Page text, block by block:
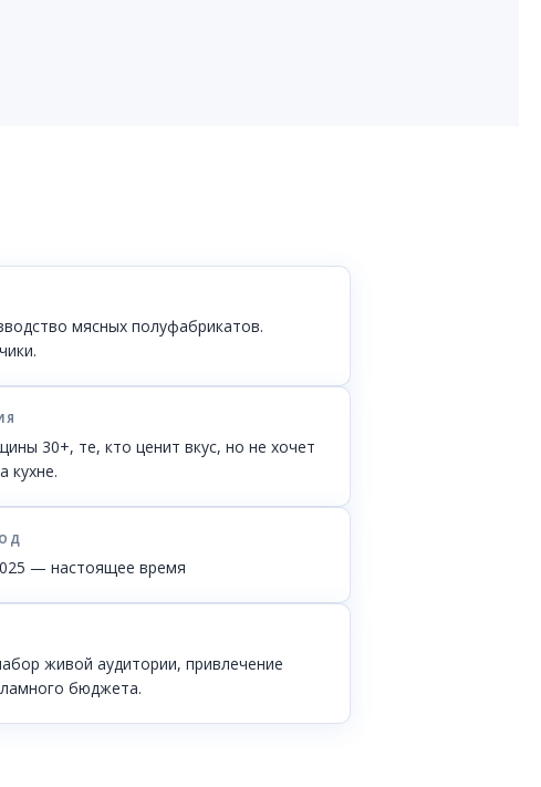
мясных полуфабрикатов.
30+, те, кто ценит вкус, но не хочет
кухне.
— настоящее время
живой аудитории, привлечение
бюджета.